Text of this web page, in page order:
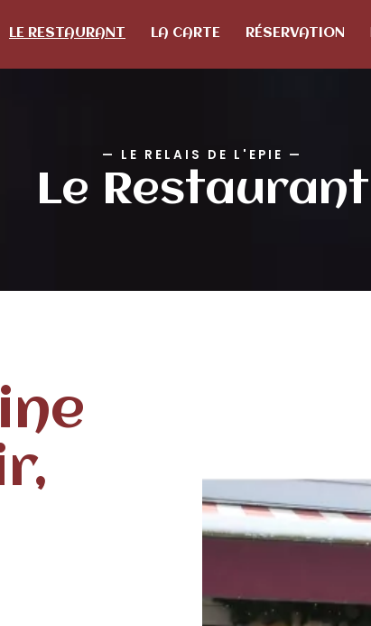
LE RESTAURANT LA CARTE RÉSERVATION
— LE RELAIS DE L'EPIE —
Le Restaurant